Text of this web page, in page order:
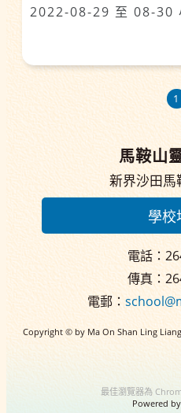
2022-08-29 至 08-30
1
馬鞍山
新界沙田馬
學校
電話：
傳真：
電郵：
Copyright © by Ma On Shan Ling
最佳瀏覽器為
Powered by